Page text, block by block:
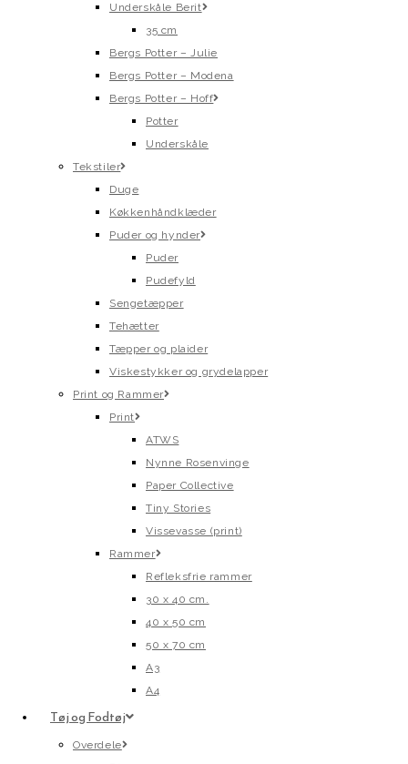
Underskåle Berit
35 cm
Bergs Potter – Julie
Bergs Potter – Modena
Bergs Potter – Hoff
Potter
Underskåle
Tekstiler
Duge
Køkkenhåndklæder
Puder og hynder
Puder
Pudefyld
Sengetæpper
Tehætter
Tæpper og plaider
Viskestykker og grydelapper
Print og Rammer
Print
ATWS
Nynne Rosenvinge
Paper Collective
Tiny Stories
Vissevasse (print)
Rammer
Refleksfrie rammer
30 x 40 cm.
40 x 50 cm
50 x 70 cm
A3
A4
Tøj og Fodtøj
Overdele